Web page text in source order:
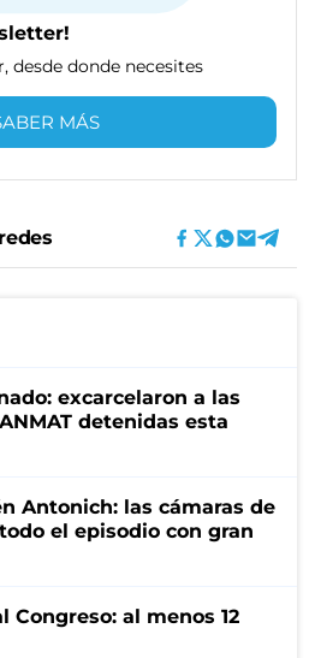
desde donde necesites
MÁS
excarcelaron a las
detenidas esta
Antonich: las cámaras de
el episodio con gran
Congreso: al menos 12